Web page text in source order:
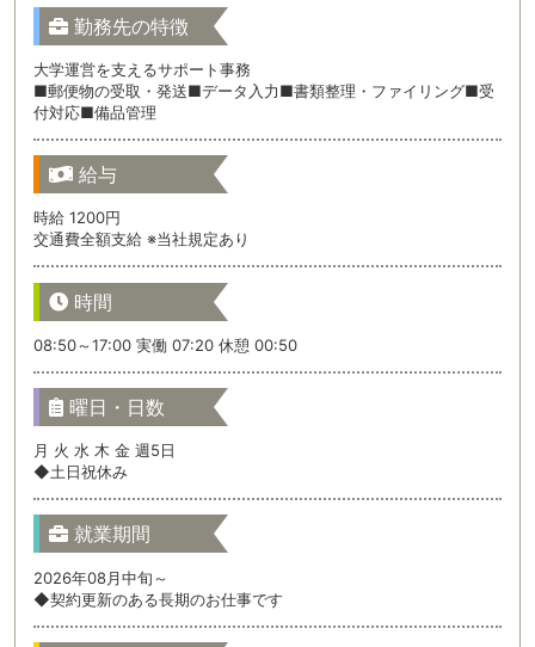
勤務先の特徴
大学運営を支えるサポート事務
■郵便物の受取・発送■データ入力■書類整理・ファイリング■受
付対応■備品管理
給与
時給 1200円
交通費全額支給 ※当社規定あり
時間
08:50～17:00 実働 07:20 休憩 00:50
曜日・日数
月 火 水 木 金 週5日
◆土日祝休み
就業期間
2026年08月中旬～
◆契約更新のある長期のお仕事です